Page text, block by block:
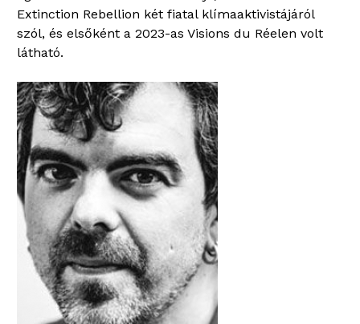
Extinction Rebellion két fiatal klímaaktivistájáról
szól, és elsőként a 2023-as Visions du Réelen volt
látható.